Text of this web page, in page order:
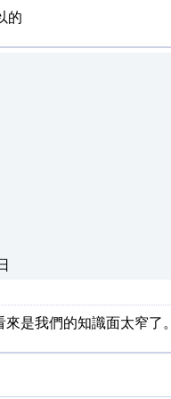
的
是我們的知識面太窄了。